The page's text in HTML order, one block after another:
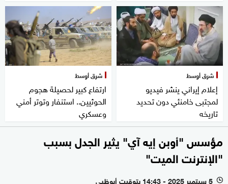
شرق أوسط
إعلام إيراني ينشر فيديو
لمجتبى خامنئي دون تحديد
تاريخه
شرق أوسط
ارتفاع كبير لحصيلة هجوم
الحوثيين.. استنفار وتوتر أمني
وعسكري
مؤسس "أوبن إيه آي" يثير الجدل بسبب
"الإنترنت الميت"
l 5 سبتمبر 2025 - 14:43 بتوقيت أبوظبي